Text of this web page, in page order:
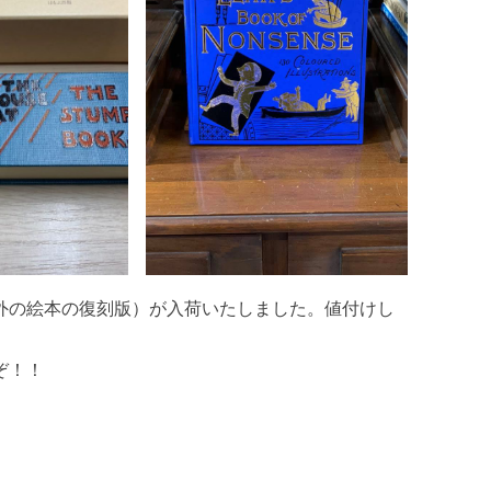
絵本の復刻版）が入荷いたしました。値付けし
！